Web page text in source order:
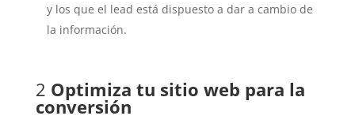
y los que el lead está dispuesto a dar a cambio de
la información.
2 Optimiza tu sitio web para la
conversión